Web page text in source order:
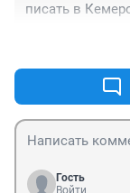
Гость
Войти